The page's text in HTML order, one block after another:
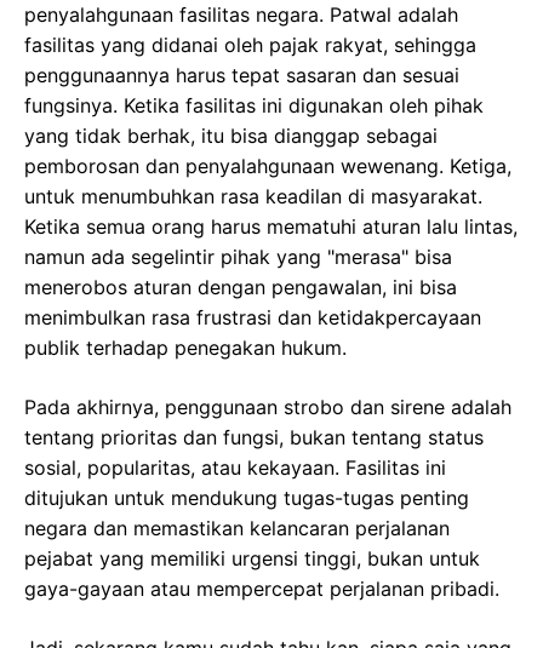
penyalahgunaan fasilitas negara. Patwal adalah
fasilitas yang didanai oleh pajak rakyat, sehingga
penggunaannya harus tepat sasaran dan sesuai
fungsinya. Ketika fasilitas ini digunakan oleh pihak
yang tidak berhak, itu bisa dianggap sebagai
pemborosan dan penyalahgunaan wewenang. Ketiga,
untuk menumbuhkan rasa keadilan di masyarakat.
Ketika semua orang harus mematuhi aturan lalu lintas,
namun ada segelintir pihak yang "merasa" bisa
menerobos aturan dengan pengawalan, ini bisa
menimbulkan rasa frustrasi dan ketidakpercayaan
publik terhadap penegakan hukum.
Pada akhirnya, penggunaan strobo dan sirene adalah
tentang prioritas dan fungsi, bukan tentang status
sosial, popularitas, atau kekayaan. Fasilitas ini
ditujukan untuk mendukung tugas-tugas penting
negara dan memastikan kelancaran perjalanan
pejabat yang memiliki urgensi tinggi, bukan untuk
gaya-gayaan atau mempercepat perjalanan pribadi.